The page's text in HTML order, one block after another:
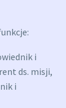
i
ds. misji,
i